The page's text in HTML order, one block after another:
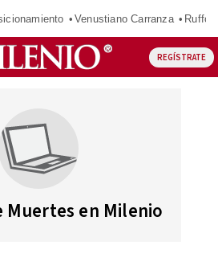
Venustiano Carranza Ruffo
REGÍSTRATE
Muertes en Milenio